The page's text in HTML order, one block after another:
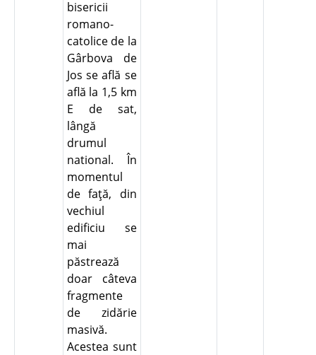
bisericii
romano-
catolice de la
Gârbova de
Jos se află se
află la 1,5 km
E de sat,
lângă
drumul
national. În
momentul
de faţă, din
vechiul
edificiu se
mai
păstrează
doar câteva
fragmente
de zidărie
masivă.
Acestea sunt